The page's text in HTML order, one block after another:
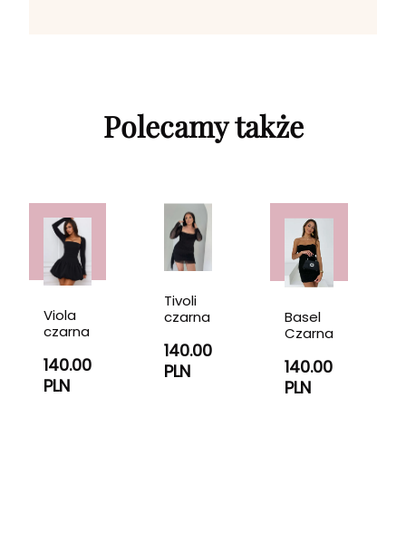
Polecamy także
Viola
czarna
140.00
PLN
Tivoli
czarna
140.00
PLN
Basel
Czarna
140.00
PLN